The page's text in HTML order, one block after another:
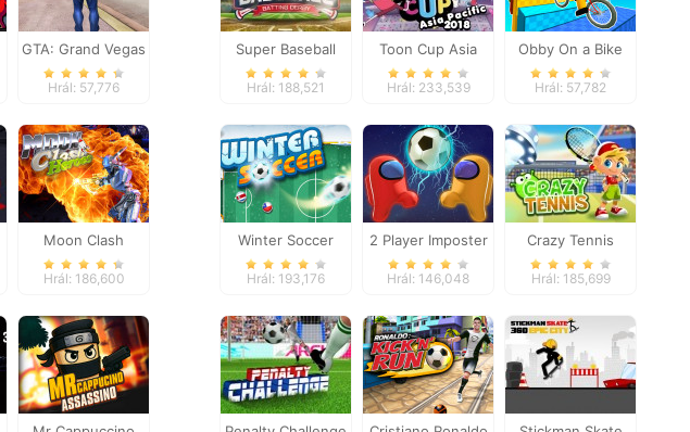
GTA: Grand Vegas
Crime
Hrál: 57,776
Moon Clash
Heroes
Hrál: 186,600
Super Baseball
Hrál: 188,521
Toon Cup Asia
Pacific 2018
Hrál: 233,539
Obby On a Bike
Hrál: 57,782
Winter Soccer
Hrál: 193,176
2 Player Imposter
Soccer
Hrál: 146,048
Crazy Tennis
Hrál: 185,699